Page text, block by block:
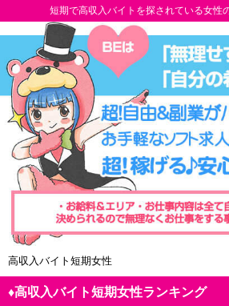
短期で高収入バイトを探されている女性
高収入バイト短期女性
♦高収入バイト短期女性ランキング